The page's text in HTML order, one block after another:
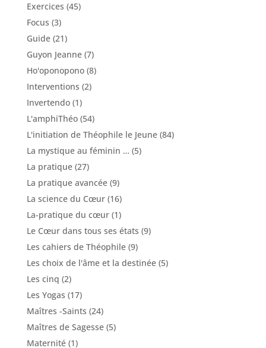
Exercices (45)
Focus (3)
Guide(21)
Guyon Jeanne(7)
Ho'oponopono(8)
Interventions (2)
Invertendo(1)
L'amphiThéo(54)
L'initiation de Théophile le Jeune(84)
La mystique au féminin … (5)
La pratique(27)
La pratique avancée(9)
La science du Cœur(16)
La-pratique du cœur(1)
Le Cœur dans tous ses états (9)
Les cahiers de Théophile(9)
Les choix de l'âme et la destinée(5)
Les cinq (2)
Les Yogas (17)
Maîtres -Saints (24)
Maîtres de Sagesse(5)
Maternité(1)